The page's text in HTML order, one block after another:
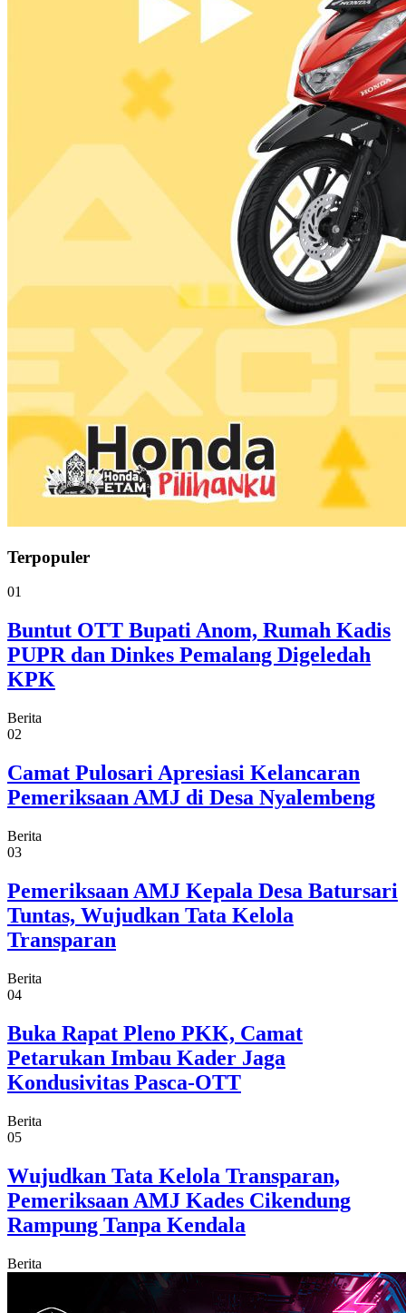
Terpopuler
01
Buntut OTT Bupati Anom, Rumah Kadis
PUPR dan Dinkes Pemalang Digeledah
KPK
Berita
02
Camat Pulosari Apresiasi Kelancaran
Pemeriksaan AMJ di Desa Nyalembeng
Berita
03
Pemeriksaan AMJ Kepala Desa Batursari
Tuntas, Wujudkan Tata Kelola
Transparan
Berita
04
Buka Rapat Pleno PKK, Camat
Petarukan Imbau Kader Jaga
Kondusivitas Pasca-OTT
Berita
05
Wujudkan Tata Kelola Transparan,
Pemeriksaan AMJ Kades Cikendung
Rampung Tanpa Kendala
Berita